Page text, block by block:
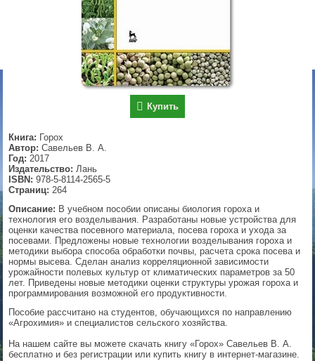
Купить
Книга: Горох
Автор: Савельев В. А.
Год: 2017
Издательство: Лань
ISBN: 978-5-8114-2565-5
Страниц: 264
Описание: В учебном пособии описаны биология гороха и
технология его возделывания. Разработаны новые устройства для
оценки качества посевного материала, посева гороха и ухода за
посевами. Предложены новые технологии возделывания гороха и
методики выбора способа обработки почвы, расчета срока посева и
нормы высева. Сделан анализ корреляционной зависимости
урожайности полевых культур от климатических параметров за 50
лет. Приведены новые методики оценки структуры урожая гороха и
программирования возможной его продуктивности.
Пособие рассчитано на студентов, обучающихся по направлению
«Агрохимия» и специалистов сельского хозяйства.
На нашем сайте вы можете скачать книгу «Горох» Савельев В. А.
бесплатно и без регистрации или купить книгу в интернет-магазине.
▼
▼
▼
▼